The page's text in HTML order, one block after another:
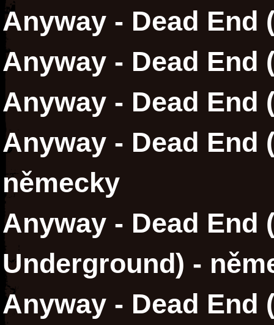
Anyway - Dead End
Anyway - Dead End
Anyway - Dead End
Anyway - Dead End
německy
Anyway - Dead End
Underground) -
Anyway - Dead End